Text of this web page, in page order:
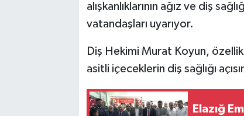
alışkanlıklarının ağız ve diş
vatandaşları uyarıyor.
Diş Hekimi Murat Koyun,
asitli içeceklerin diş sağlığı
Elazığ